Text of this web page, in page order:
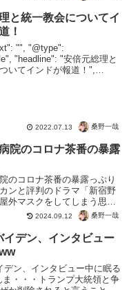
と統一教会についてイ
！
"", "@type":
"headline": "安倍元総理と
いてインドが報道！",
2022.07.13 桑野一哉
院のコロナ茶番の暴露
のコロナ茶番の暴露っぷり
ンと評判のドラマ「新宿野
外マスクをしてしまう思考
痛烈に批判。しっかし水ダウ
ネタとは、マスコミどうた
員はいいとしても、本気で
が気の毒すぎ...
2024.09.12 桑野一哉
イデン、インタビュー
デン、インタビュー中に眠る
ま・・・トランプ大統領と争